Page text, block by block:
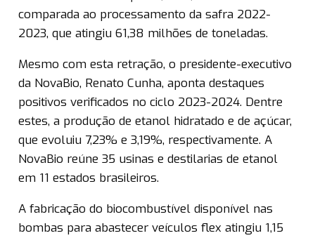
comparada ao processamento da safra 2022-
2023, que atingiu 61,38 milhões de toneladas.
Mesmo com esta retração, o presidente-executivo
da NovaBio, Renato Cunha, aponta destaques
positivos verificados no ciclo 2023-2024. Dentre
estes, a produção de etanol hidratado e de açúcar,
que evoluiu 7,23% e 3,19%, respectivamente. A
NovaBio reúne 35 usinas e destilarias de etanol
em 11 estados brasileiros.
A fabricação do biocombustível disponível nas
bombas para abastecer veículos flex atingiu 1,15